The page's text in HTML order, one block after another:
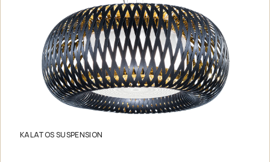
KALATOS SUSPENSION